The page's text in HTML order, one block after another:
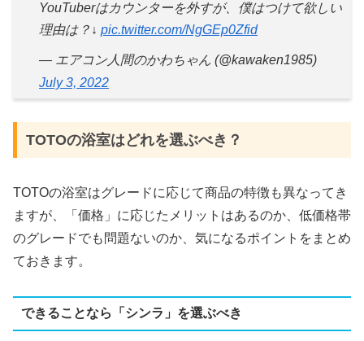
YouTuberはカウンターを外すが、僕はつけて欲しい
理由は？↓ pic.twitter.com/NgGEp0Zfid
— エアコン人間のかわちゃん (@kawaken1985)
July 3, 2022
TOTOの浴室はどれを選ぶべき？
TOTOの浴室はグレードに応じて商品の特徴も異なってき
ますが、「価格」に応じたメリットはあるのか、低価格帯
のグレードでも問題ないのか、気になるポイントをまとめ
ておきます。
できることなら「シンラ」を選ぶべき